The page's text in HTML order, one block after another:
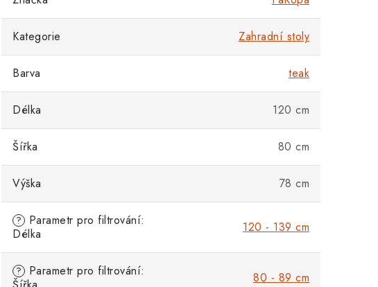
Kategorie Zahradní stoly
Barva teak
Délka 120 cm
Šířka 80 cm
Výška 78 cm
? Parametr pro filtrování:
Délka
120 - 139 cm
? Parametr pro filtrování:
80 - 89 cm